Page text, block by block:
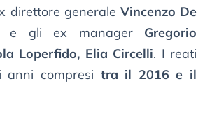
direttore generale Vincenzo De
e gli ex manager Gregorio
Loperfido, Elia Circelli. I reati
anni compresi tra il 2016 e il